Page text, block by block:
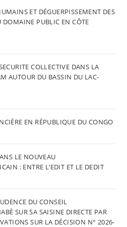
ET DÉGUERPISSEMENT DES
DOMAINE PUBLIC EN CÔTE
COLLECTIVE DANS LA
AUTOUR DU BASSIN DU LAC-
EN RÉPUBLIQUE DU CONGO
LE NOUVEAU
: ENTRE L’EDIT ET LE DEDIT
DU CONSEIL
SUR SA SAISINE DIRECTE PAR
SUR LA DÉCISION N° 2026-